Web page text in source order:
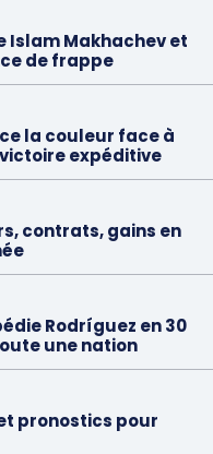
Islam Makhachev et
de frappe
la couleur face à
expéditive
contrats, gains en
Rodríguez en 30
une nation
pronostics pour